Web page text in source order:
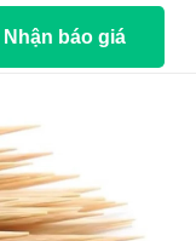
Nhận báo giá